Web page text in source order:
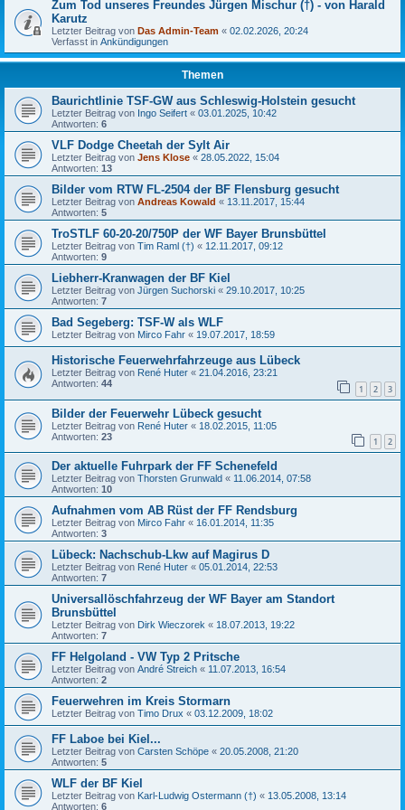
Zum Tod unseres Freundes Jürgen Mischur (†) - von Harald
Karutz
Letzter Beitrag von Das Admin-Team « 02.02.2026, 20:24
Verfasst in Ankündigungen
Themen
Baurichtlinie TSF-GW aus Schleswig-Holstein gesucht
Letzter Beitrag von Ingo Seifert « 03.01.2025, 10:42
Antworten: 6
VLF Dodge Cheetah der Sylt Air
Letzter Beitrag von Jens Klose « 28.05.2022, 15:04
Antworten: 13
Bilder vom RTW FL-2504 der BF Flensburg gesucht
Letzter Beitrag von Andreas Kowald « 13.11.2017, 15:44
Antworten: 5
TroSTLF 60-20-20/750P der WF Bayer Brunsbüttel
Letzter Beitrag von Tim Raml (†) « 12.11.2017, 09:12
Antworten: 9
Liebherr-Kranwagen der BF Kiel
Letzter Beitrag von Jürgen Suchorski « 29.10.2017, 10:25
Antworten: 7
Bad Segeberg: TSF-W als WLF
Letzter Beitrag von Mirco Fahr « 19.07.2017, 18:59
Historische Feuerwehrfahrzeuge aus Lübeck
Letzter Beitrag von René Huter « 21.04.2016, 23:21
Antworten: 44 1 2 3
Bilder der Feuerwehr Lübeck gesucht
Letzter Beitrag von René Huter « 18.02.2015, 11:05
Antworten: 23 1 2
Der aktuelle Fuhrpark der FF Schenefeld
Letzter Beitrag von Thorsten Grunwald « 11.06.2014, 07:58
Antworten: 10
Aufnahmen vom AB Rüst der FF Rendsburg
Letzter Beitrag von Mirco Fahr « 16.01.2014, 11:35
Antworten: 3
Lübeck: Nachschub-Lkw auf Magirus D
Letzter Beitrag von René Huter « 05.01.2014, 22:53
Antworten: 7
Universallöschfahrzeug der WF Bayer am Standort
Brunsbüttel
Letzter Beitrag von Dirk Wieczorek « 18.07.2013, 19:22
Antworten: 7
FF Helgoland - VW Typ 2 Pritsche
Letzter Beitrag von André Streich « 11.07.2013, 16:54
Antworten: 2
Feuerwehren im Kreis Stormarn
Letzter Beitrag von Timo Drux « 03.12.2009, 18:02
FF Laboe bei Kiel...
Letzter Beitrag von Carsten Schöpe « 20.05.2008, 21:20
Antworten: 5
WLF der BF Kiel
Letzter Beitrag von Karl-Ludwig Ostermann (†) « 13.05.2008, 13:14
Antworten: 6